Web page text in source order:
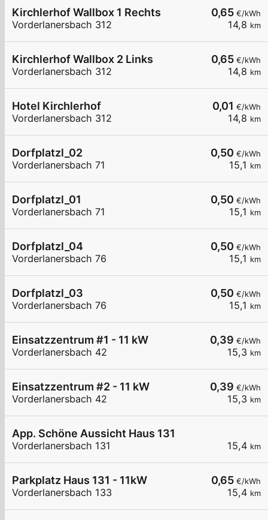
0,65 €/kWh
14,8 km
Kirchlerhof Wallbox 1 Rechts
Vorderlanersbach 312
0,65 €/kWh
14,8 km
Kirchlerhof Wallbox 2 Links
Vorderlanersbach 312
0,01 €/kWh
14,8 km
Hotel Kirchlerhof
Vorderlanersbach 312
0,50 €/kWh
15,1 km
Dorfplatzl_02
Vorderlanersbach 71
0,50 €/kWh
15,1 km
Dorfplatzl_01
Vorderlanersbach 71
0,50 €/kWh
15,1 km
Dorfplatzl_04
Vorderlanersbach 76
0,50 €/kWh
15,1 km
Dorfplatzl_03
Vorderlanersbach 76
0,39 €/kWh
15,3 km
Einsatzzentrum #1 - 11 kW
Vorderlanersbach 42
0,39 €/kWh
15,3 km
Einsatzzentrum #2 - 11 kW
Vorderlanersbach 42
15,4 km
App. Schöne Aussicht Haus 131
Vorderlanersbach 131
0,65 €/kWh
15,4 km
Parkplatz Haus 131 - 11kW
Vorderlanersbach 133